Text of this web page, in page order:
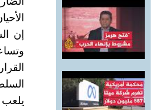
إن
يلعب